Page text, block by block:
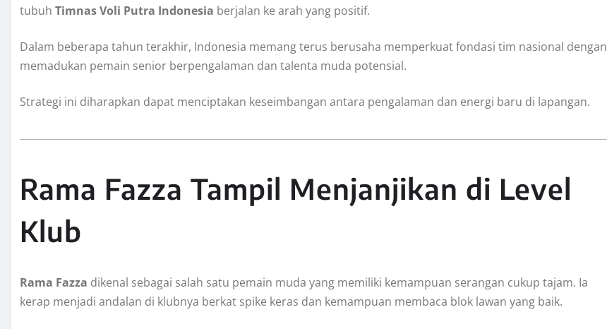
tubuh Timnas Voli Putra Indonesia berjalan ke arah yang positif.
Dalam beberapa tahun terakhir, Indonesia memang terus berusaha memperkuat fondasi tim nasional dengan
memadukan pemain senior berpengalaman dan talenta muda potensial.
Strategi ini diharapkan dapat menciptakan keseimbangan antara pengalaman dan energi baru di lapangan.
Rama Fazza Tampil Menjanjikan di Level
Klub
Rama Fazza dikenal sebagai salah satu pemain muda yang memiliki kemampuan serangan cukup tajam. Ia
kerap menjadi andalan di klubnya berkat spike keras dan kemampuan membaca blok lawan yang baik.